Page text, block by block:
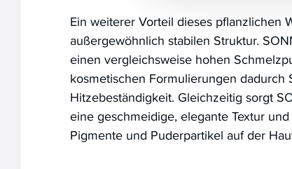
Ein weiterer Vorteil dieses pflanzlichen
außergewöhnlich stabilen Struktur.
einen vergleichsweise hohen
kosmetischen Formulierungen dadurch
Hitzebeständigkeit. Gleichzeitig sorgt
eine geschmeidige, elegante Textur
Pigmente und Puderpartikel auf der